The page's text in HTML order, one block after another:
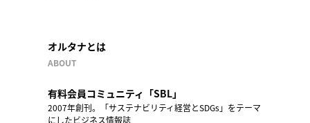
オルタナとは
ABOUT
有料会員コミュニティ「SBL」
2007年創刊。「サステナビリティ経営とSDGs」をテーマ
にしたビジネス情報誌